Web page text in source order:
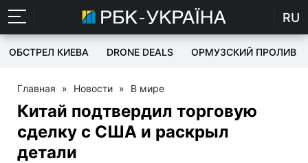
RU
ОБСТРЕЛ КИЕВА DRONE DEALS ОРМУЗСКИЙ ПРОЛИВ
Главная » Новости » В мире
Китай подтвердил торговую
сделку с США и раскрыл
детали